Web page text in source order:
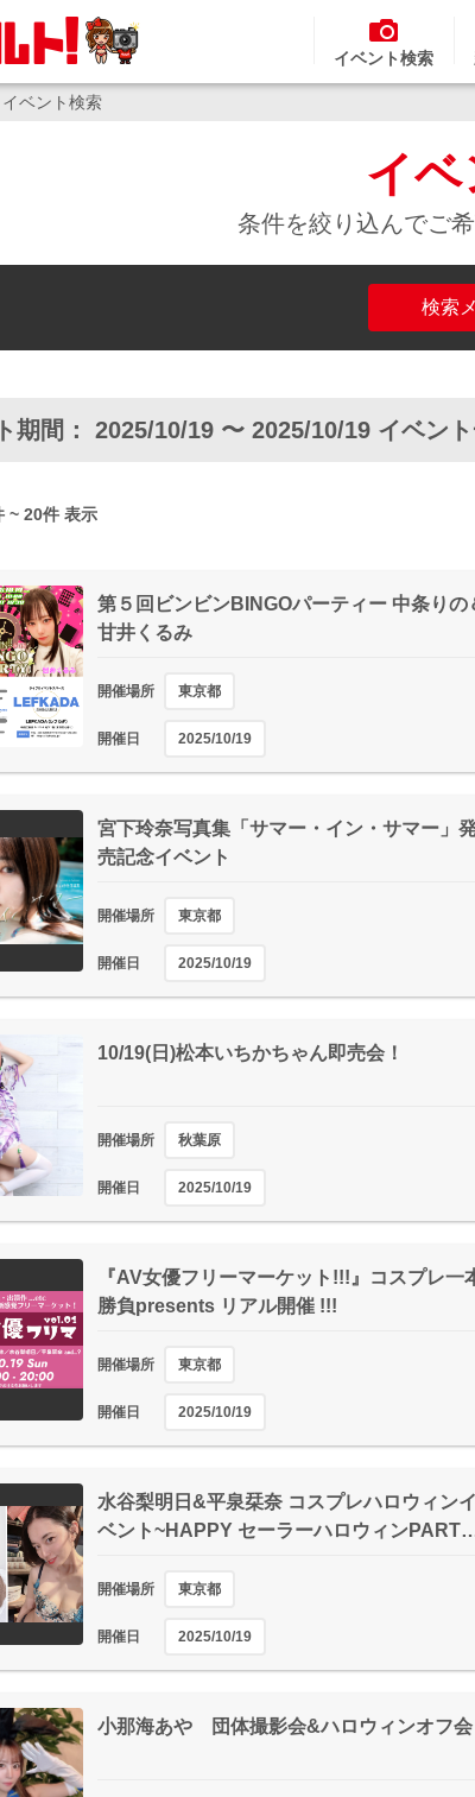
イベント検索
イベント検索
イベ
条件を絞り込んでご
検索
期間： 2025/10/19 〜 2025/10/19 イベン
~ 20件 表示
第５回ビンビンBINGOパーティー 中条りの
甘井くるみ
開催場所 東京都
開催日 2025/10/19
宮下玲奈写真集「サマー・イン・サマー」
売記念イベント
開催場所 東京都
開催日 2025/10/19
10/19(日)松本いちかちゃん即売会！
開催場所 秋葉原
開催日 2025/10/19
『AV女優フリーマーケット!!!』コスプレ一
勝負presents リアル開催 !!!
開催場所 東京都
開催日 2025/10/19
水谷梨明日&平泉栞奈 コスプレハロウィンイ
ベント~HAPPY セーラーハロウィン
開催場所 東京都
開催日 2025/10/19
小那海あや 団体撮影会&ハロウィンオフ会